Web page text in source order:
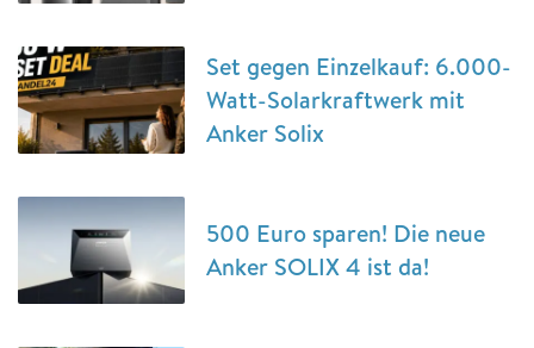
Set gegen Einzelkauf: 6.000-
Watt-Solarkraftwerk mit
Anker Solix
500 Euro sparen! Die neue
Anker SOLIX 4 ist da!